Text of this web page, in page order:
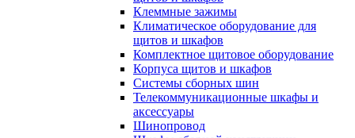
Клеммные зажимы
Климатическое оборудование для
щитов и шкафов
Комплектное щитовое оборудование
Корпуса щитов и шкафов
Системы сборных шин
Телекоммуникационные шкафы и
аксессуары
Шинопровод